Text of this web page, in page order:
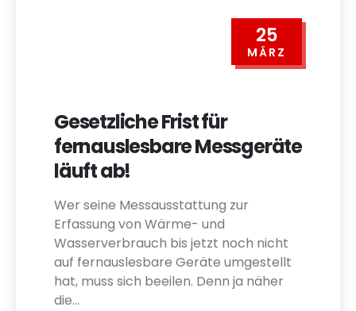
25
MÄRZ
Gesetzliche Frist für
fernauslesbare Messgeräte
läuft ab!
Wer seine Messausstattung zur
Erfassung von Wärme- und
Wasserverbrauch bis jetzt noch nicht
auf fernauslesbare Geräte umgestellt
hat, muss sich beeilen. Denn ja näher
die...